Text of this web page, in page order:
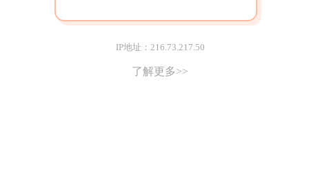
IP地址：216.73.217.50
了解更多>>